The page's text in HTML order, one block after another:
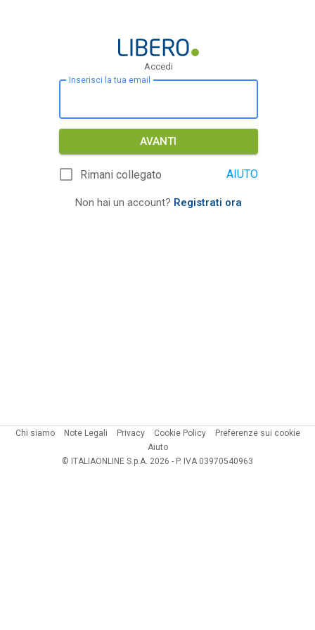
Accedi
Inserisci la tua email
AVANTI
Rimani collegato AIUTO
Non hai un account? Registrati ora
Chi siamo Note Legali Privacy Cookie Policy
Preferenze sui cookie
Aiuto
© ITALIAONLINE S.p.A. 2026 - P. IVA 03970540963